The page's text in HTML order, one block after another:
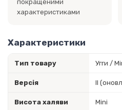
покращеними
характеристиками
Характеристики
Тип товару Угги /
Версія II
Висота халяви Mini